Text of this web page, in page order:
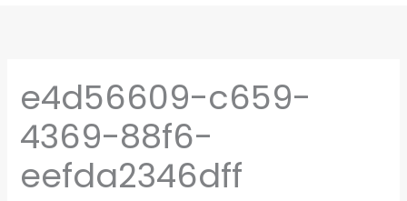
e4d56609-c659-
4369-88f6-
eefda2346dff